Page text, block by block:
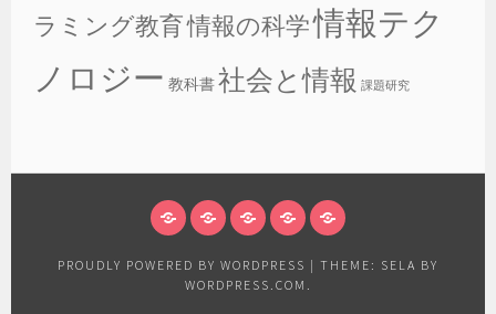
ラミング教育情報の科学情報テク
ノロジー 教科書社会と情報 課題研究
THIS ー
ム
業
実
報
教
き
PROUDLY POWERED BY WORDPRESS | THEME: SELA BY
WORDPRESS.COM